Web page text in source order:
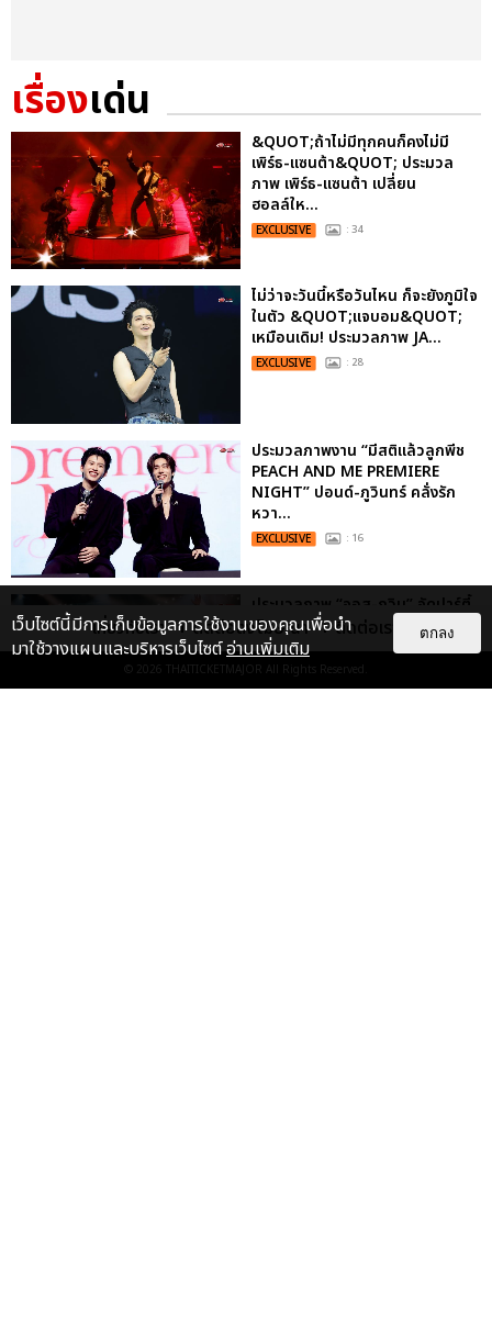
เรื่องเด่น
&QUOT;ถ้าไม่มีทุกคนก็คงไม่มี
เพิร์ธ-แซนต้า&QUOT; ประมวล
ภาพ เพิร์ธ-แซนต้า เปลี่ยน
ฮอลล์ให...
EXCLUSIVE : 34
ไม่ว่าจะวันนี้หรือวันไหน ก็จะยังภูมิใจ
ในตัว &QUOT;แจบอม&QUOT;
เหมือนเดิม! ประมวลภาพ JA...
EXCLUSIVE : 28
ประมวลภาพงาน “มีสติแล้วลูกพีช
PEACH AND ME PREMIERE
NIGHT” ปอนด์-ภูวินทร์ คลั่งรัก
หวา...
EXCLUSIVE : 16
ประมวลภาพ “จอส-กวิน” จัดปาร์ตี้
ริมหาดสุดฮอต ในคอนเสิร์ตครั้งยิ่ง
ใหญ่ “JOSS GAWIN HEAT ...
EXCLUSIVE : 34
เกี่ยวกับเรา ติดต่อลงโฆษณา ติดต่อเรา
© 2026 THAITICKETMAJOR All Rights Reserved.
เว็บไซต์นี้มีการเก็บข้อมูลการใช้งานของคุณเพื่อนำ
มาใช้วางแผนและบริหารเว็บไซต์อ่านเพิ่มเติม
ตกลง